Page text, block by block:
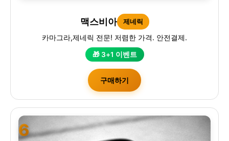
맥스비아 제네릭
카마그라,제네릭 전문! 저렴한 가격. 안전결제.
🎁 3+1 이벤트
구매하기
6